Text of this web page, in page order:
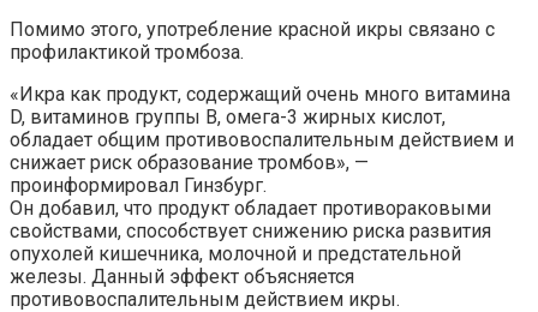
Помимо этого, употребление красной икры связано с
профилактикой тромбоза.
«Икра как продукт, содержащий очень много витамина
D, витаминов группы B, омега-3 жирных кислот,
обладает общим противовоспалительным действием и
снижает риск образование тромбов», —
проинформировал Гинзбург.
Он добавил, что продукт обладает противораковыми
свойствами, способствует снижению риска развития
опухолей кишечника, молочной и предстательной
железы. Данный эффект объясняется
противовоспалительным действием икры.